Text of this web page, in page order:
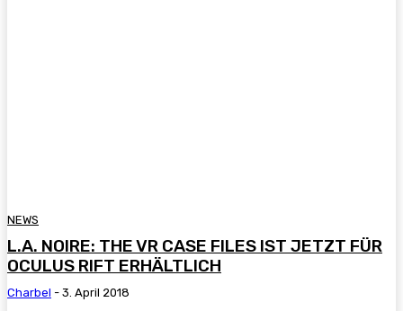
NEWS
L.A. NOIRE: THE VR CASE FILES IST JETZT FÜR
OCULUS RIFT ERHÄLTLICH
Charbel - 3. April 2018